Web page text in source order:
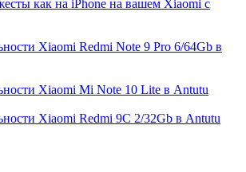
как на iPhone на вашем Xiaomi с
Xiaomi Redmi Note 9 Pro 6/64Gb в
Xiaomi Mi Note 10 Lite в Antutu
Xiaomi Redmi 9C 2/32Gb в Antutu